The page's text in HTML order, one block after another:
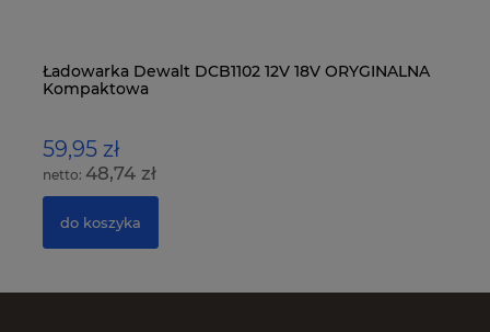
Ładowarka Dewalt DCB1102 12V 18V ORYGINALNA
Kompaktowa
59,95 zł
48,74 zł
do koszyka